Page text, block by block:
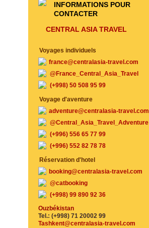
INFORMATIONS POUR
CONTACTER
CENTRAL ASIA TRAVEL
Voyages individuels
france@centralasia-travel.com
@France_Central_Asia_Travel
(+998) 50 508 95 99
Voyage d'aventure
adventure@centralasia-travel.com
@Central_Asia_Travel_Adventure
(+996) 556 65 77 99
(+996) 552 82 78 78
Réservation d'hotel
booking@centralasia-travel.com
@catbooking
(+998) 99 890 92 36
Ouzbékistan
Tel.: (+998) 71 20002 99
Tashkent@centralasia-travel.com